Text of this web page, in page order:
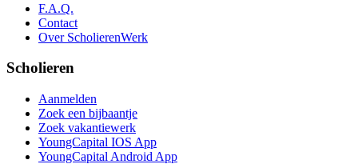
F.A.Q.
Contact
Over ScholierenWerk
Scholieren
Aanmelden
Zoek een bijbaantje
Zoek vakantiewerk
YoungCapital IOS App
YoungCapital Android App